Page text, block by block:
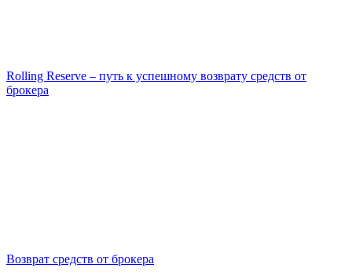
Rolling Reserve – путь к успешному возврату средств от
брокера
Возврат средств от брокера